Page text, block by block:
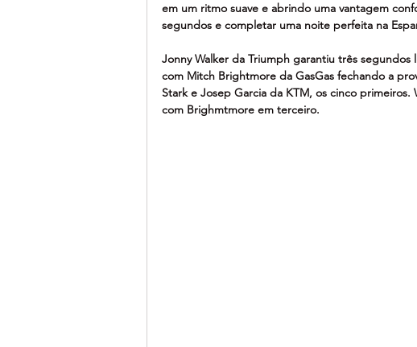
em um ritmo suave e abrindo uma vantagem
segundos e completar uma noite perfeita na
Jonny Walker da Triumph garantiu três
com Mitch Brightmore da GasGas fechando a
Stark e Josep Garcia da KTM, os cinco
com Brighmtmore em terceiro.